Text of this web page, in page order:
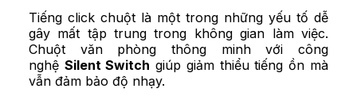
Tiếng click chuột là một trong những yếu tố dễ
gây mất tập trung trong không gian làm việc.
Chuột văn phòng thông minh với công
nghệ Silent Switch giúp giảm thiểu tiếng ồn mà
vẫn đảm bảo độ nhạy.